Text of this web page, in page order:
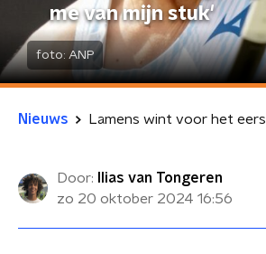
me van mijn stuk'
foto: ANP
Nieuws
Door:
Ilias van Tongeren
zo 20 oktober 2024 16:56